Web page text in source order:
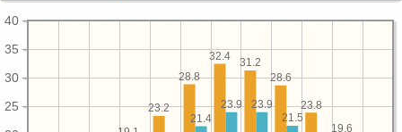
25
30
35
40
19.6
23.8
28.6
31.2
32.4
28.8
23.2
21.5
23.9
23.9
21.4